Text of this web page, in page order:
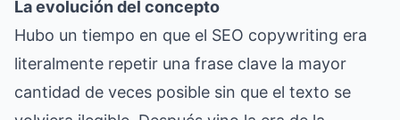
La evolución del concepto
Hubo un tiempo en que el SEO copywriting era
literalmente repetir una frase clave la mayor
cantidad de veces posible sin que el texto se